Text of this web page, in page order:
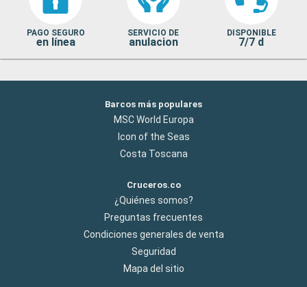
PAGO SEGURO
en línea
SERVICIO DE
anulacion
DISPONIBLE
7/7 d
Barcos más populares
MSC World Europa
Icon of the Seas
Costa Toscana
Cruceros.co
¿Quiénes somos?
Preguntas frecuentes
Condiciones generales de venta
Seguridad
Mapa del sitio